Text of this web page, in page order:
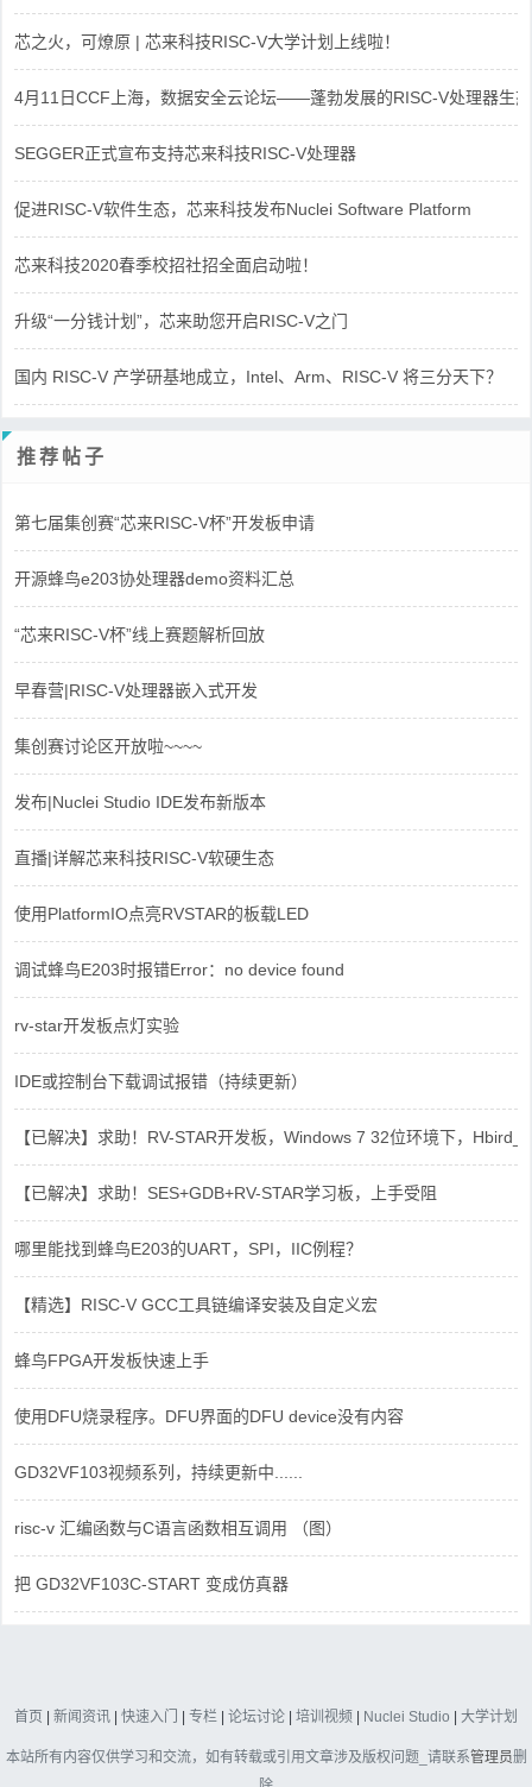
芯之火，可燎原 | 芯来科技RISC-V大学计划上线啦！
4月11日CCF上海，数据安全云论坛——蓬勃发展的RISC-V处理器生态
SEGGER正式宣布支持芯来科技RISC-V处理器
促进RISC-V软件生态，芯来科技发布Nuclei Software Platform
芯来科技2020春季校招社招全面启动啦！
升级“一分钱计划”，芯来助您开启RISC-V之门
国内 RISC-V 产学研基地成立，Intel、Arm、RISC-V 将三分天下？
推荐帖子
第七届集创赛“芯来RISC-V杯”开发板申请
开源蜂鸟e203协处理器demo资料汇总
“芯来RISC-V杯”线上赛题解析回放
早春营|RISC-V处理器嵌入式开发
集创赛讨论区开放啦~~~~
发布|Nuclei Studio IDE发布新版本
直播|详解芯来科技RISC-V软硬生态
使用PlatformIO点亮RVSTAR的板载LED
调试蜂鸟E203时报错Error：no device found
rv-star开发板点灯实验
IDE或控制台下载调试报错（持续更新）
【已解决】求助！RV-STAR开发板，Windows 7 32位环境下，
【已解决】求助！SES+GDB+RV-STAR学习板，上手受阻
哪里能找到蜂鸟E203的UART，SPI，IIC例程？
【精选】RISC-V GCC工具链编译安装及自定义宏
蜂鸟FPGA开发板快速上手
使用DFU烧录程序。DFU界面的DFU device没有内容
GD32VF103视频系列，持续更新中......
risc-v 汇编函数与C语言函数相互调用 （图）
把 GD32VF103C-START 变成仿真器
首页 | 新闻资讯 | 快速入门 | 专栏 | 论坛讨论 | 培训视频 | Nuclei Studio | 大学计划
本站所有内容仅供学习和交流，如有转载或引用文章涉及版权问题_请联系管理员删